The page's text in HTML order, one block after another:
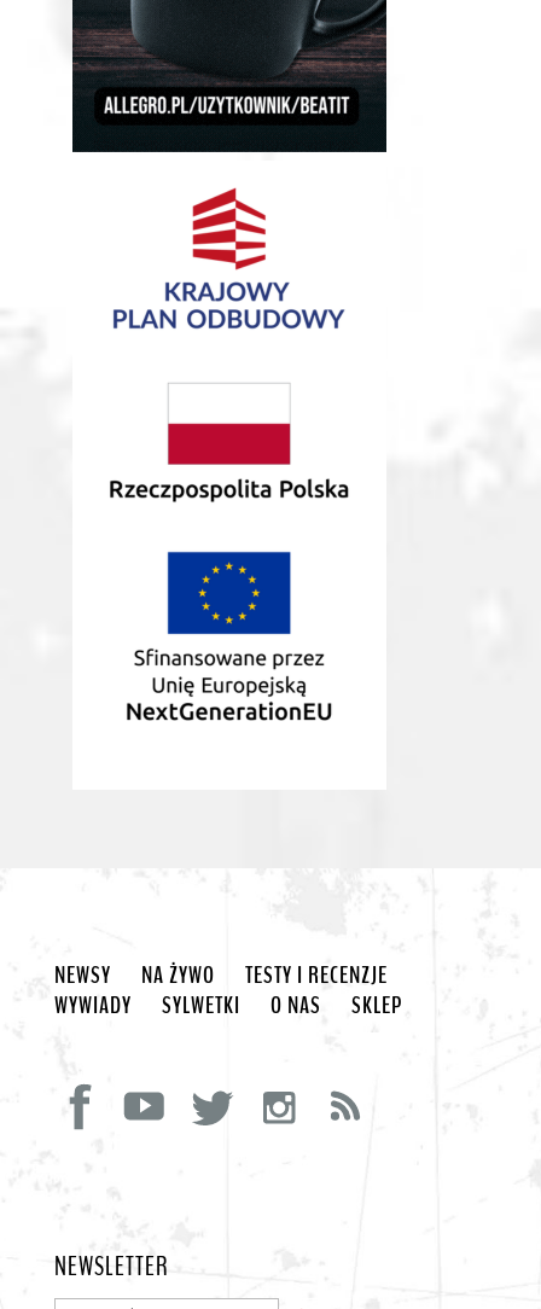
NEWSY NA ŻYWO
TESTY I RECENZJE
WYWIADY
SYLWETKI O NAS SKLEP
NEWSLETTER